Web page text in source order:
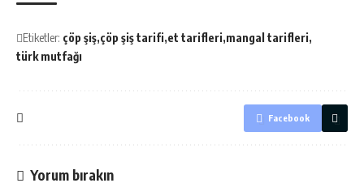
Etiketler: çöp şiş çöp şiş tarifi et tarifleri mangal tarifleri
türk mutfağı
Facebook
Yorum bırakın